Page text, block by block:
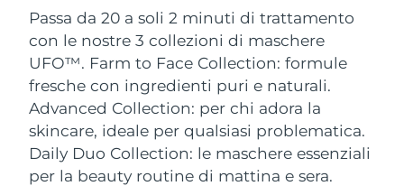
Passa da 20 a soli 2 minuti di trattamento
con le nostre 3 collezioni di maschere
UFO™. Farm to Face Collection: formule
fresche con ingredienti puri e naturali.
Advanced Collection: per chi adora la
skincare, ideale per qualsiasi problematica.
Daily Duo Collection: le maschere essenziali
per la beauty routine di mattina e sera.